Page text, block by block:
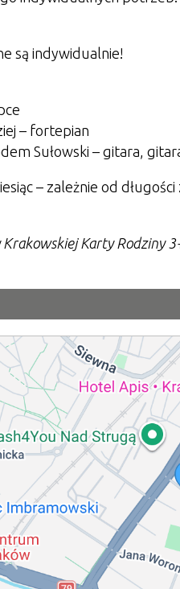
są indywidualnie!
– fortepian
Sułowski – gitara,
– zależnie od
Karty Rodziny